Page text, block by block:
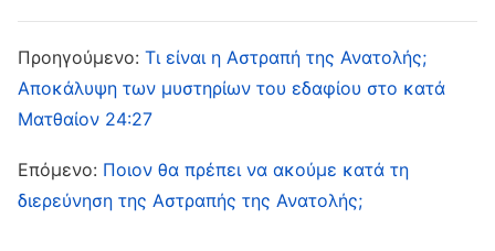
προσφορά περί αμαρτίας για όλη την
ανθρωπότητα και να συγχωρήσει τον άνθρωπο
για τις αμαρτίες του μια για πάντα. Έκτοτε,
εφόσον κάποιος πιστεύει στον Κύριο Ιησού,
εξομολογείται τις αμαρτίες του στον Κύριο και
μετανοεί, συγχωρείται για τις αμαρτίες του και
Προηγούμενο: Τι είναι η Αστραπή της Ανατολής;
Αποκάλυψη των μυστηρίων του εδαφίου στο κατά
Ματθαίον 24:27
Επόμενο: Ποιον θα πρέπει να ακούμε κατά τη
διερεύνηση της Αστραπής της Ανατολής;